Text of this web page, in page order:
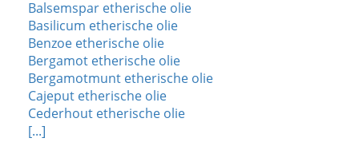
Balsemspar etherische olie
Basilicum etherische olie
Benzoe etherische olie
Bergamot etherische olie
Bergamotmunt etherische olie
Cajeput etherische olie
Cederhout etherische olie
[...]